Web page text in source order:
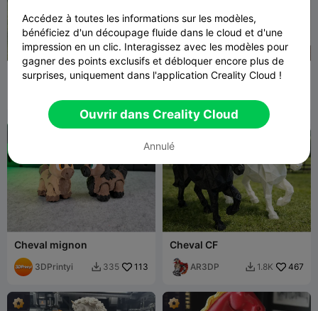
CF Cheval - Frison Cheval
Cheval mignon
3DPrintyi  335 113
Cheval CF
AR3DP  1.8K 467
Accédez à toutes les informations sur les modèles,
bénéficiez d'un découpage fluide dans le cloud et d'une
impression en un clic. Interagissez avec les modèles pour
gagner des points exclusifs et débloquer encore plus de
surprises, uniquement dans l'application Creality Cloud !
Ouvrir dans Creality Cloud
Annulé